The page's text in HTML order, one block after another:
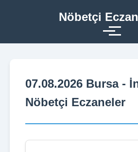
Nöbetçi
07.08.2026 Bursa -
Nöbetçi Eczaneler